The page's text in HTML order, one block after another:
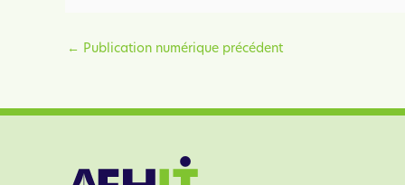
← Publication numérique précédent